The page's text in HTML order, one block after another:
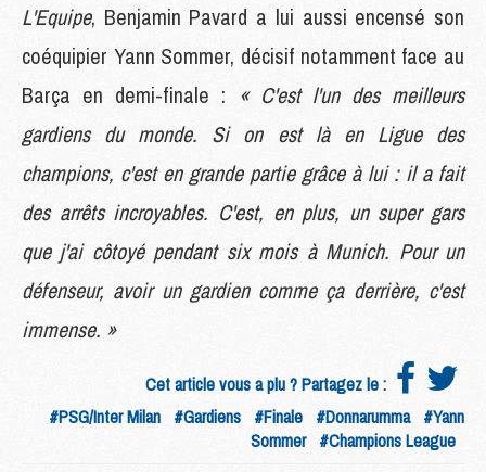
L'Equipe, Benjamin Pavard a lui aussi encensé son
coéquipier Yann Sommer, décisif notamment face au
Barça en demi-finale : « C'est l'un des meilleurs
gardiens du monde. Si on est là en Ligue des
champions, c'est en grande partie grâce à lui : il a fait
des arrêts incroyables. C'est, en plus, un super gars
que j'ai côtoyé pendant six mois à Munich. Pour un
défenseur, avoir un gardien comme ça derrière, c'est
immense. »
Cet article vous a plu ? Partagez le :
#PSG/Inter Milan #Gardiens #Finale #Donnarumma #Yann
Sommer #Champions League